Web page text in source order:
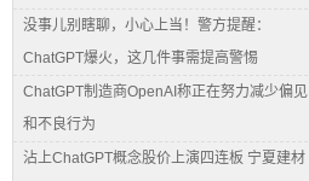
没事儿别瞎聊，小心上当！警方提醒：
ChatGPT爆火，这几件事需提高警惕
ChatGPT制造商OpenAI称正在努力减少偏见
和不良行为
沾上ChatGPT概念股价上演四连板 宁夏建材